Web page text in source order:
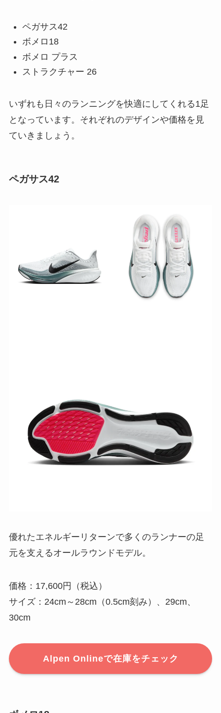
ペガサス42
ボメロ18
ボメロ プラス
ストラクチャー 26
いずれも日々のランニングを快適にしてくれる1足
となっています。それぞれのデザインや価格を見
ていきましょう。
ペガサス42
優れたエネルギーリターンで多くのランナーの足
元を支えるオールラウンドモデル。
価格：17,600円（税込）
サイズ：24cm～28cm（0.5cm刻み）、29cm、
30cm
Alpen Onlineで在庫をチェック